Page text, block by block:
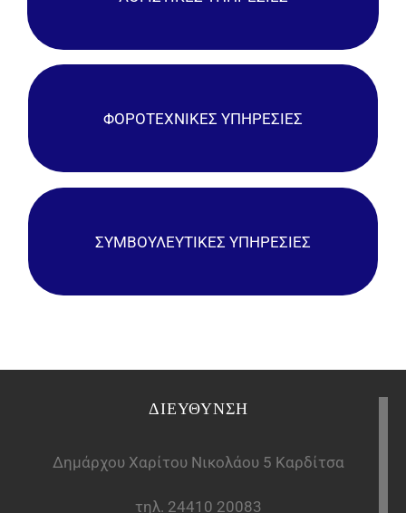
ΦΟΡΟΤΕΧΝΙΚΕΣ ΥΠΗΡΕΣΙΕΣ
ΣΥΜΒΟΥΛΕΥΤΙΚΕΣ ΥΠΗΡΕΣΙΕΣ
ΔΙΕΥΘΥΝΣΗ
Δημάρχου Χαρίτου Νικολάου 5 Καρδίτσα
τηλ. 24410 20083